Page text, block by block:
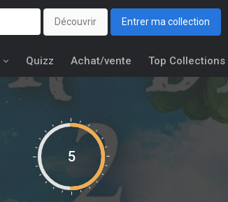
Découvrir Entrer ma collection
Quizz Achat/vente Top Collections
5